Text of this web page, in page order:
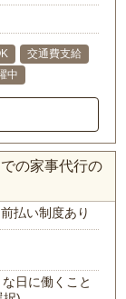
交通費支給
中
の家事代行の
払い制度あり
日に働くこと